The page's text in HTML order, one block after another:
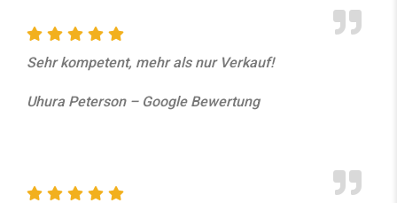
Sehr kompetent, mehr als nur Verkauf!
Uhura Peterson – Google Bewertung